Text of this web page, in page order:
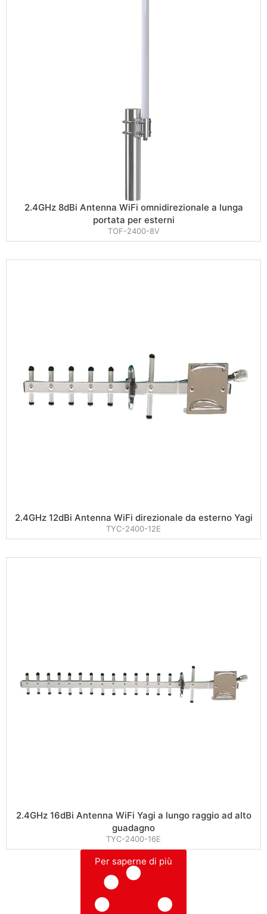
2.4GHz 8dBi Antenna WiFi omnidirezionale a lunga
portata per esterni
TOF-2400-8V
2.4GHz 12dBi Antenna WiFi direzionale da esterno Yagi
TYC-2400-12E
2.4GHz 16dBi Antenna WiFi Yagi a lungo raggio ad alto
guadagno
TYC-2400-16E
Per saperne di più